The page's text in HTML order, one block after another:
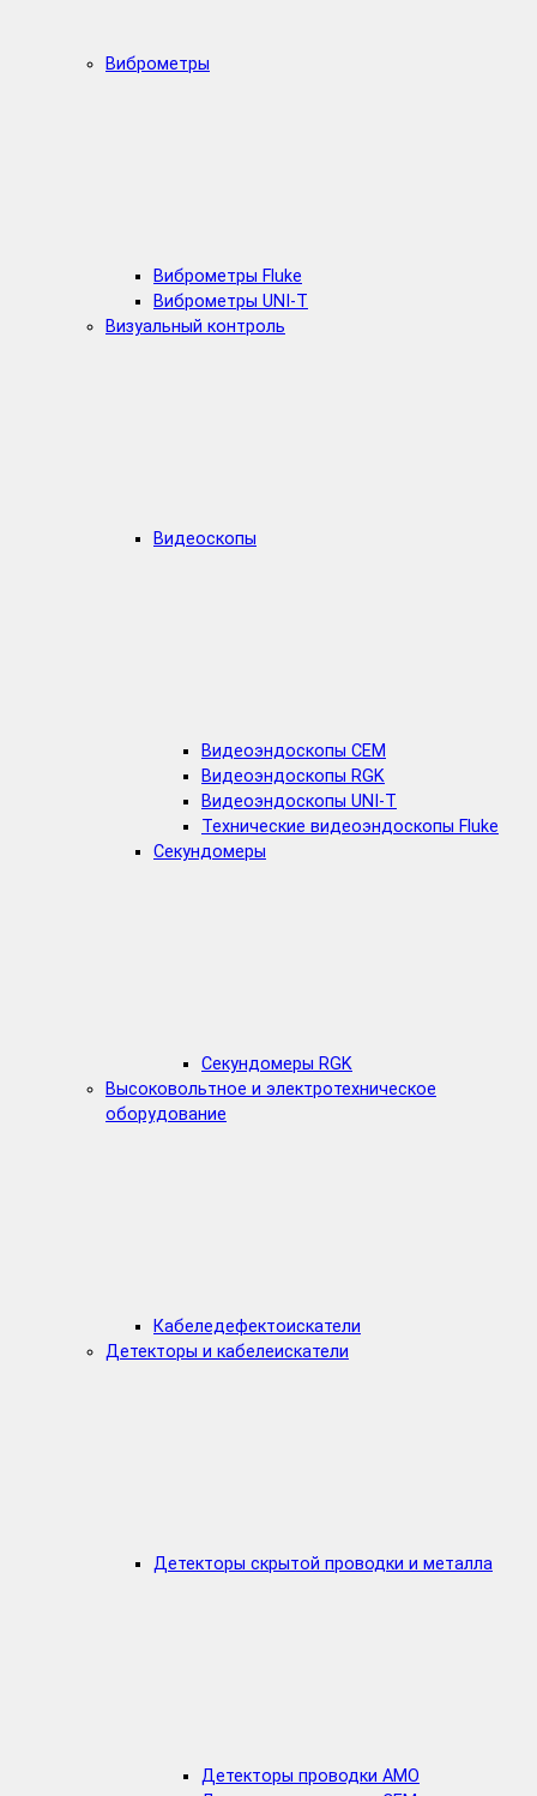
Виброметры
Виброметры Fluke
Виброметры UNI-T
Визуальный контроль
Видеоскопы
Видеоэндоскопы CEM
Видеоэндоскопы RGK
Видеоэндоскопы UNI-T
Технические видеоэндоскопы Fluke
Секундомеры
Секундомеры RGK
Высоковольтное и электротехническое
оборудование
Кабеледефектоискатели
Детекторы и кабелеискатели
Детекторы скрытой проводки и металла
Детекторы проводки AMO